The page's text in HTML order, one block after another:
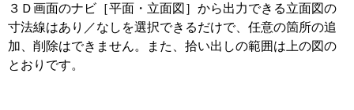
３Ｄ画面のナビ［平面・立面図］から出力できる立面図の
寸法線はあり／なしを選択できるだけで、任意の箇所の追
加、削除はできません。また、拾い出しの範囲は上の図の
とおりです。